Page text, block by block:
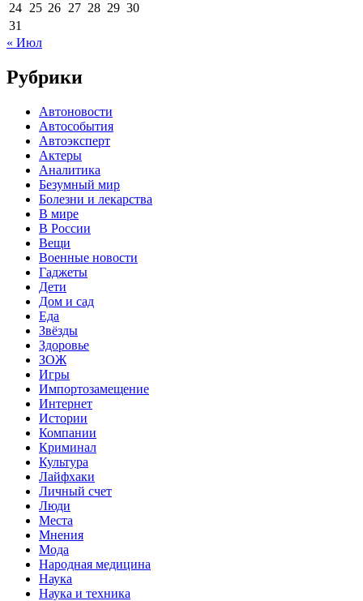
24 25 26 27 28 29 30
31
« Июл
Рубрики
Автоновости
Автособытия
Автоэксперт
Актеры
Аналитика
Безумный мир
Болезни и лекарства
В мире
В России
Вещи
Военные новости
Гаджеты
Дети
Дом и сад
Еда
Звёзды
Здоровье
ЗОЖ
Игры
Импортозамещение
Интернет
Истории
Компании
Криминал
Культура
Лайфхаки
Личный счет
Люди
Места
Мнения
Мода
Народная медицина
Наука
Наука и техника